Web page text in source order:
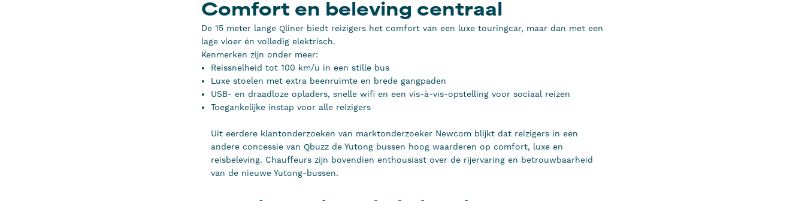
Comfort en beleving centraal
De 15 meter lange Qliner biedt reizigers het comfort van een luxe touringcar, maar dan met een
lage vloer én volledig elektrisch.
Kenmerken zijn onder meer:
Reissnelheid tot 100 km/u in een stille bus
Luxe stoelen met extra beenruimte en brede gangpaden
USB- en draadloze opladers, snelle wifi en een vis-à-vis-opstelling voor sociaal reizen
Toegankelijke instap voor alle reizigers
Uit eerdere klantonderzoeken van marktonderzoeker Newcom blijkt dat reizigers in een
andere concessie van Qbuzz de Yutong bussen hoog waarderen op comfort, luxe en
reisbeleving. Chauffeurs zijn bovendien enthousiast over de rijervaring en betrouwbaarheid
van de nieuwe Yutong-bussen.